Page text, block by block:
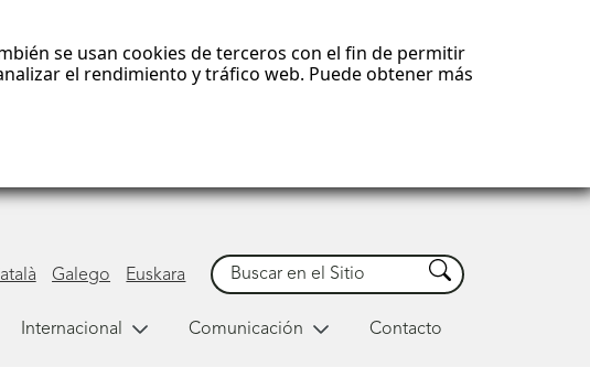
se usan cookies de terceros con el fin de permitir
el rendimiento y tráfico web. Puede obtener más
Galego Euskara
Buscar Buscar
Internacional Comunicación Contacto